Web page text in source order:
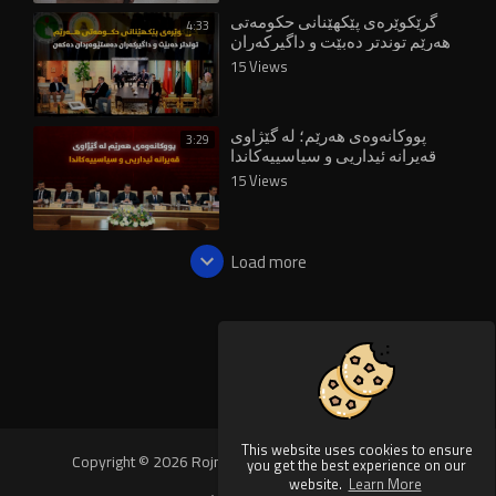
This website uses cookies to ensure
you get the best experience on our
website. Learn More
4:33 گرێکوێرەی پێکهێنانی حکومەتی
هەرێم توندتر دەبێت و داگیرکەران
دەستێوەردان دەکەن
15 Views
3:29 پووکانەوەی هەرێم؛ لە گێژاوی
قەیرانە ئیداریی و سیاسییەکاندا
15 Views
Load more
Copyright © 2026 Rojnews Video. All rights reserved.